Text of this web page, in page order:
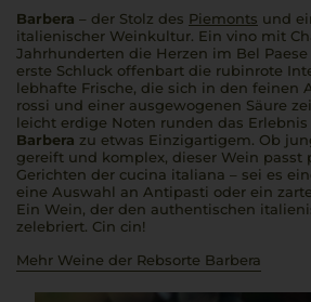
Barbera – der Stolz des Piemonts und
italienischer Weinkultur. Ein vino mit
Jahrhunderten die Herzen im Bel Paese
erste Schluck offenbart die rubinrote
lebhafte Frische, die sich in den feinen
rossi und einer ausgewogenen Säure
leicht erdige Noten runden das
Barbera zu etwas Einzigartigem. Ob
gereift und komplex, dieser Wein passt
Gerichten der cucina italiana – sei es
eine Auswahl an Antipasti oder ein
Ein Wein, der den authentischen
zelebriert. Cin cin!
Mehr Weine der Rebsorte Barbera